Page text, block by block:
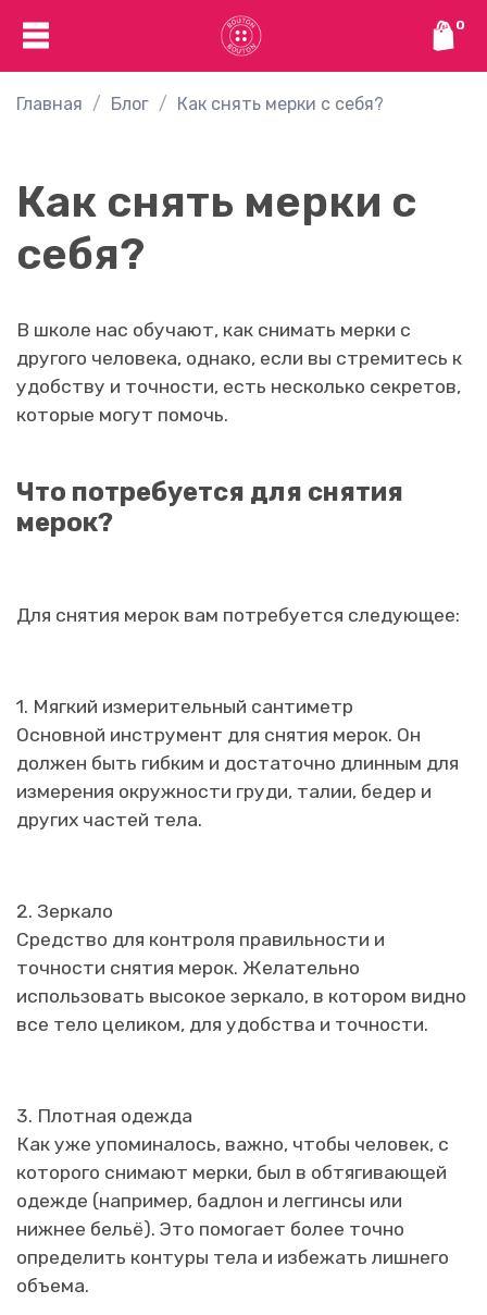
0
Главная Блог Как снять мерки с себя?
Как снять мерки с
себя?
В школе нас обучают, как снимать мерки с
другого человека, однако, если вы стремитесь к
удобству и точности, есть несколько секретов,
которые могут помочь.
Что потребуется для снятия
мерок?
Для снятия мерок вам потребуется следующее:
1. Мягкий измерительный сантиметр
Основной инструмент для снятия мерок. Он
должен быть гибким и достаточно длинным для
измерения окружности груди, талии, бедер и
других частей тела.
2. Зеркало
Средство для контроля правильности и
точности снятия мерок. Желательно
использовать высокое зеркало, в котором видно
все тело целиком, для удобства и точности.
3. Плотная одежда
Как уже упоминалось, важно, чтобы человек, с
которого снимают мерки, был в обтягивающей
одежде (например, бадлон и леггинсы или
нижнее бельё). Это помогает более точно
определить контуры тела и избежать лишнего
объема.